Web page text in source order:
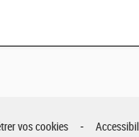
vos cookies